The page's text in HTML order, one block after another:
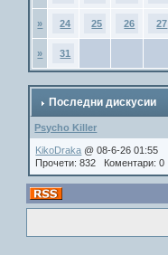
» 24 25 26 27
» 31
Последни дискусии
Psycho Killer
KikoDraka @ 08-6-26 01:55
Прочети: 832 Коментари: 0